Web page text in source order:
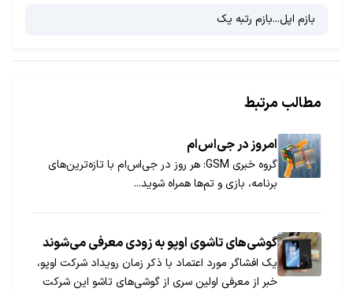
بازم اپل...بازم رتبه یک
مطالب مرتبط
امروز در جی‌اس‌ام
گروه خبری GSM: هر روز در جی‌اس‌ام با تازه‌ترین‌های
برنامه، بازی و تم‌ها همراه شوید...
گوشی‌های تاشوی اوپو به زودی معرفی می‌شوند
یک افشاگر مورد اعتماد با ذکر زمان رویداد شرکت اوپو،
خبر از معرفی اولین سری از گوشی‌های تاشو این شرکت